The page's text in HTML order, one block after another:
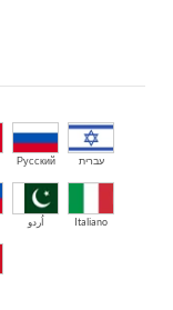
Русский עברית
اُردو Italiano